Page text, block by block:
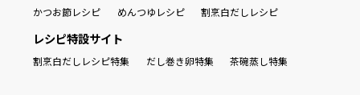
かつお節レシピ めんつゆレシピ 割烹白だしレシピ
レシピ特設サイト
割烹白だしレシピ特集 だし巻き卵特集 茶碗蒸し特集